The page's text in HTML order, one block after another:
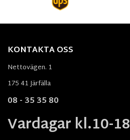
KONTAKTA OSS
Nettovägen. 1
175 41 Järfälla
08 - 35 35 80
Vardagar kl.10-18